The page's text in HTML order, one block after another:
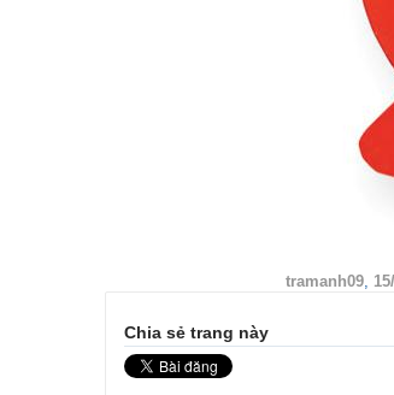
tramanh09,
Chia sẻ trang này